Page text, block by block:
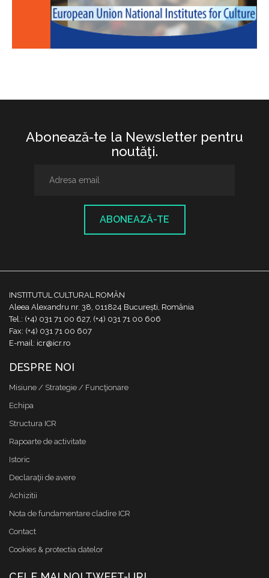
Abonează-te la Newsletter pentru
noutăţi.
ABONEAZĂ-TE
INSTITUTUL CULTURAL ROMÂN
Aleea Alexandru nr. 38, 011824 București, România
Tel.: (+4) 031 71 00 627, (+4) 031 71 00 606
Fax: (+4) 031 71 00 607
E-mail: icr@icr.ro
DESPRE NOI
Misiune / Strategie / Funcţionare
Echipa
Structura ICR
Rapoarte de activitate
Istoric
Declaraţii de avere
Achizitii
Nota de fundamentare cladire ICR
Contact
Cookies & protectia datelor